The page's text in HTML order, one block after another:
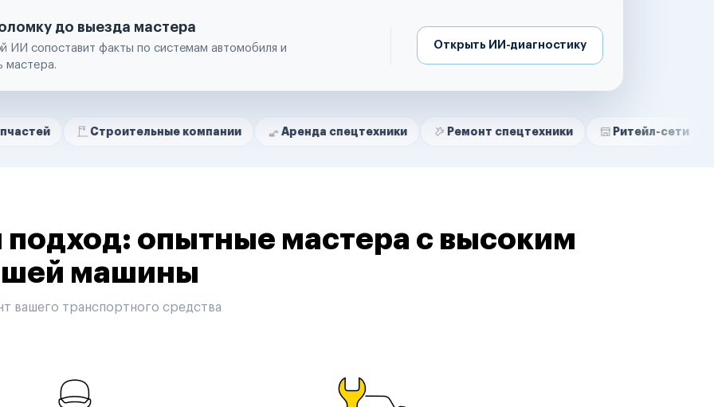
до выезда мастера
ИИ сопоставит факты по системам автомобиля и
мастера.
Открыть ИИ-диагностику
Строительные компании Аренда спецтехники Ремонт спецтехники Ритейл-сети
опытные мастера с высоким
машины
вашего транспортного средства